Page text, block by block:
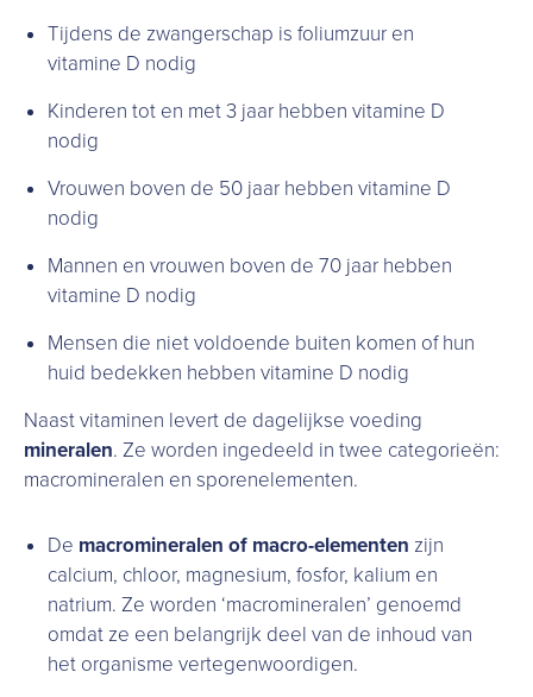
Tijdens de zwangerschap is foliumzuur en
vitamine D nodig
Kinderen tot en met 3 jaar hebben vitamine D
nodig
Vrouwen boven de 50 jaar hebben vitamine D
nodig
Mannen en vrouwen boven de 70 jaar hebben
vitamine D nodig
Mensen die niet voldoende buiten komen of hun
huid bedekken hebben vitamine D nodig
Naast vitaminen levert de dagelijkse voeding
mineralen. Ze worden ingedeeld in twee categorieën:
macromineralen en sporenelementen.
De macromineralen of macro-elementen zijn
calcium, chloor, magnesium, fosfor, kalium en
natrium. Ze worden ‘macromineralen’ genoemd
omdat ze een belangrijk deel van de inhoud van
het organisme vertegenwoordigen.